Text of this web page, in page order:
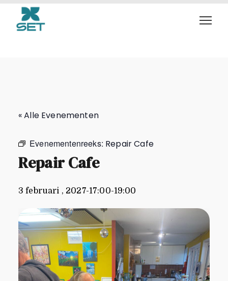
Repair Cafe
« Alle Evenementen
Evenementenreeks: Repair Cafe
Repair Cafe
3 februari , 2027-17:00-19:00